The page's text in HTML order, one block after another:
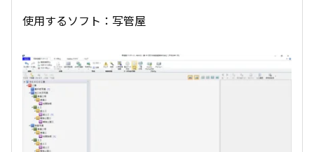
使用するソフト：写管屋